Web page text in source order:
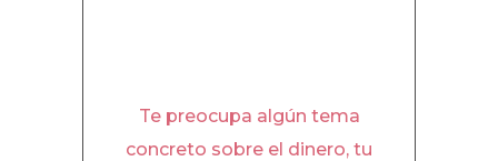
Te preocupa algún tema
concreto sobre el dinero, tu